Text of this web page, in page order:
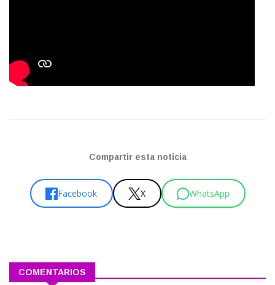
Compartir esta noticia
Facebook X WhatsApp
COMENTARIOS